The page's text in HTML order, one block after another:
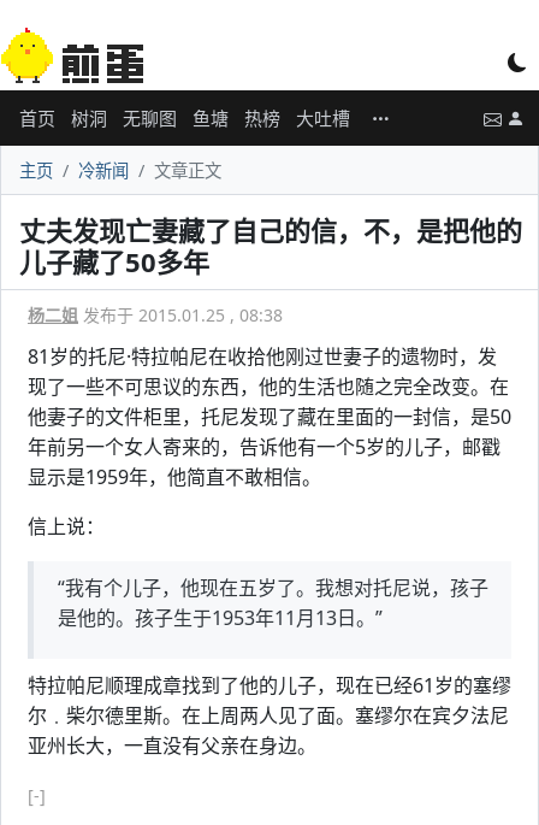
首页 树洞 无聊图 鱼塘 热榜 大吐槽
主页 冷新闻 文章正文
丈夫发现亡妻藏了自己的信，不，是把他的
儿子藏了50多年
杨二姐 发布于 2015.01.25 , 08:38
81岁的托尼·特拉帕尼在收拾他刚过世妻子的遗物时，发
现了一些不可思议的东西，他的生活也随之完全改变。在
他妻子的文件柜里，托尼发现了藏在里面的一封信，是50
年前另一个女人寄来的，告诉他有一个5岁的儿子，邮戳
显示是1959年，他简直不敢相信。
信上说：
“我有个儿子，他现在五岁了。我想对托尼说，孩子
是他的。孩子生于1953年11月13日。”
特拉帕尼顺理成章找到了他的儿子，现在已经61岁的塞缪
尔﹒柴尔德里斯。在上周两人见了面。塞缪尔在宾夕法尼
亚州长大，一直没有父亲在身边。
[-]